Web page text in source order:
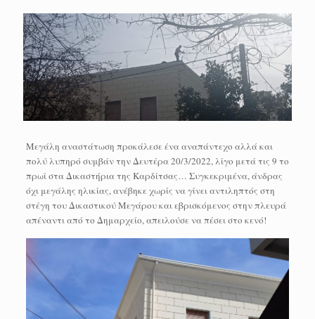
Μεγάλη αναστάτωση προκάλεσε ένα αναπάντεχο αλλά και
πολύ λυπηρό συμβάν την Δευτέρα 20/3/2022, λίγο μετά τις 9 το
πρωί στα Δικαστήρια της Καρδίτσας… Συγκεκριμένα, άνδρας
όχι μεγάλης ηλικίας, ανέβηκε χωρίς να γίνει αντιληπτός στη
στέγη του Δικαστικού Μεγάρου και εβρισκόμενος στην πλευρά
απέναντι από το Δημαρχείο, απειλούσε να πέσει στο κενό!